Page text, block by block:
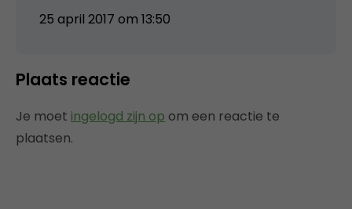
25 april 2017 om 13:50
Plaats reactie
Je moet ingelogd zijn op om een reactie te
plaatsen.